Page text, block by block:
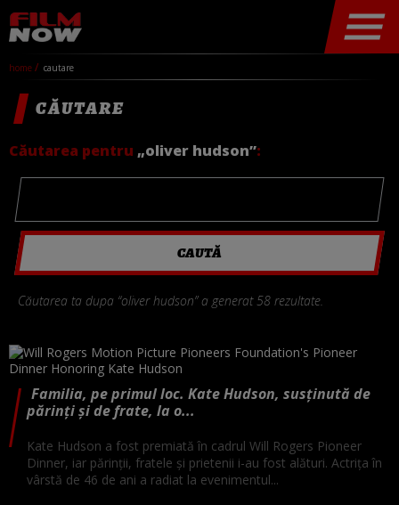
home cautare
CĂUTARE
Căutarea pentru „oliver hudson”:
Căutarea ta dupa “oliver hudson” a generat 58 rezultate.
Familia, pe primul loc. Kate Hudson, susținută de
părinți și de frate, la o...
Kate Hudson a fost premiată în cadrul Will Rogers Pioneer
Dinner, iar părinții, fratele și prietenii i-au fost alături. Actrița în
vârstă de 46 de ani a radiat la evenimentul...